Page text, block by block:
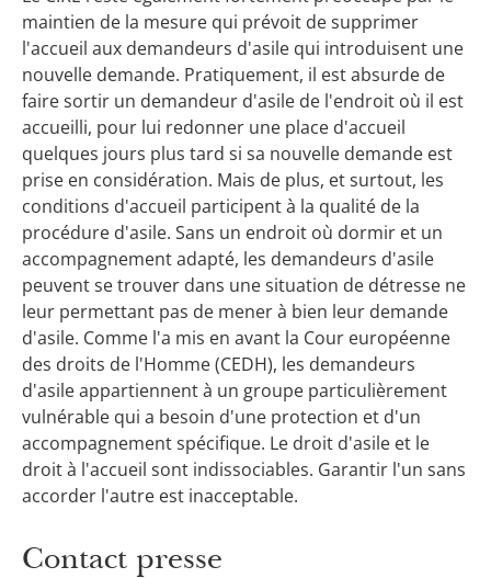
maintien de la mesure qui prévoit de supprimer
l'accueil aux demandeurs d'asile qui introduisent une
nouvelle demande. Pratiquement, il est absurde de
faire sortir un demandeur d'asile de l'endroit où il est
accueilli, pour lui redonner une place d'accueil
quelques jours plus tard si sa nouvelle demande est
prise en considération. Mais de plus, et surtout, les
conditions d'accueil participent à la qualité de la
procédure d'asile. Sans un endroit où dormir et un
accompagnement adapté, les demandeurs d'asile
peuvent se trouver dans une situation de détresse ne
leur permettant pas de mener à bien leur demande
d'asile. Comme l'a mis en avant la Cour européenne
des droits de l'Homme (CEDH), les demandeurs
d'asile appartiennent à un groupe particulièrement
vulnérable qui a besoin d'une protection et d'un
accompagnement spécifique. Le droit d'asile et le
droit à l'accueil sont indissociables. Garantir l'un sans
accorder l'autre est inacceptable.
Contact presse